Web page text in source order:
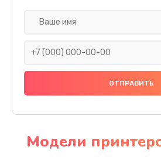
Замена Wi-Fi
Замена
Модели